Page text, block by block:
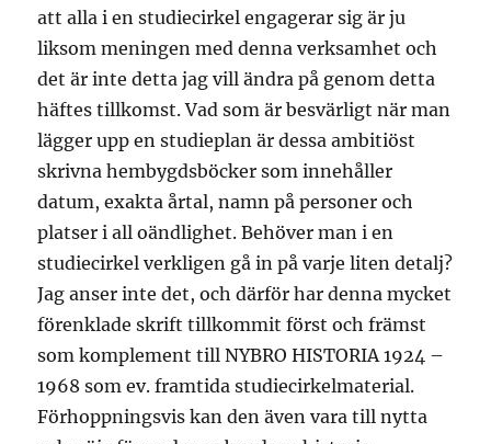
att alla i en studiecirkel engagerar sig är ju
liksom meningen med denna verksamhet och
det är inte detta jag vill ändra på genom detta
häftes tillkomst. Vad som är besvärligt när man
lägger upp en studieplan är dessa ambitiöst
skrivna hembygdsböcker som innehåller
datum, exakta årtal, namn på personer och
platser i all oändlighet. Behöver man i en
studiecirkel verkligen gå in på varje liten detalj?
Jag anser inte det, och därför har denna mycket
förenklade skrift tillkommit först och främst
som komplement till NYBRO HISTORIA 1924 –
1968 som ev. framtida studiecirkelmaterial.
Förhoppningsvis kan den även vara till nytta